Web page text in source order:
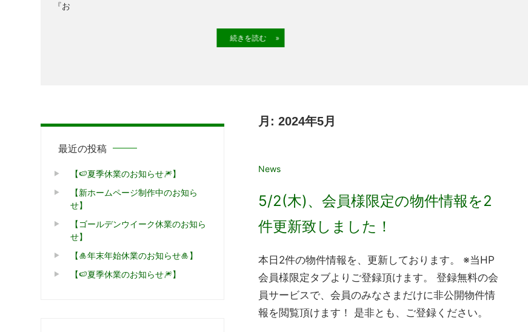
『お
続きを読む »
月: 2024年5月
2024年5月2日
News
5/2(木)、会員様限定の物件情報を2
件更新致しました！
本日2件の物件情報を、更新しております。 ※当HP
会員様限定タブよりご登録頂けます。 登録無料の会
員サービスで、会員のみなさまだけに非公開物件情
報を閲覧頂けます！ 是非とも、ご登録ください。
最近の投稿
【🍉夏季休業のお知らせ🎆】
【新ホームページ制作中のお知ら
せ】
【ゴールデンウイーク休業のお知ら
せ】
【🎍年末年始休業のお知らせ🎍】
【🍉夏季休業のお知らせ🎆】